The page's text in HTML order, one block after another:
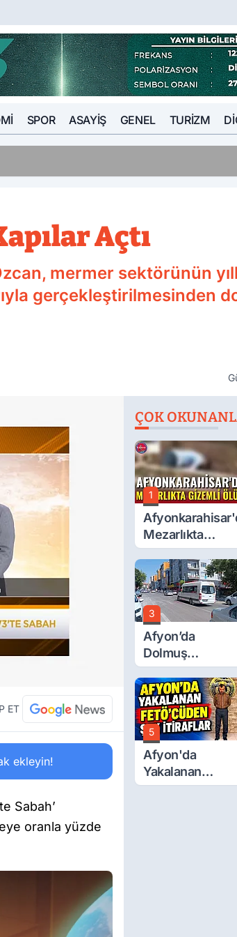
SPOR ASAYIŞ GENEL TURIZM
Açtı
mermer sektörünün
gerçekleştirilmesinden
ET
ekleyin!
Sabah’
oranla yüzde
ÇOK
1
Mezarlıkta
Gizemli Ölüm
3
Afyon’da
Dolmuş
Ücretlerine
Yüzde 40 Zam
Talebi
5
Afyon'da
Yakalanan
FETÖ'Cüden